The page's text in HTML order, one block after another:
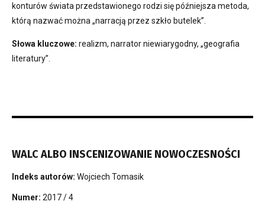
konturów świata przedstawionego rodzi się późniejsza metoda,
którą nazwać można „narracją przez szkło butelek”.
Słowa kluczowe: realizm, narrator niewiarygodny, „geografia
literatury”.
WALC ALBO INSCENIZOWANIE NOWOCZESNOŚCI
Indeks autorów: Wojciech Tomasik
Numer: 2017 / 4